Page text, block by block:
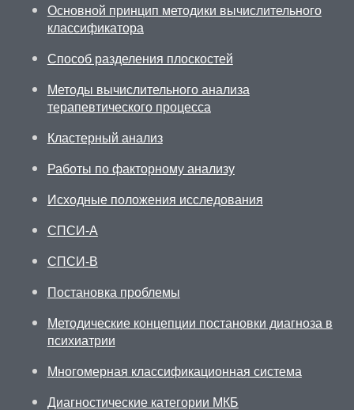
Основной принцип методики вычислительного
классификатора
Способ разделения плоскостей
Методы вычислительного анализа
терапевтического процесса
Кластерный анализ
Работы по факторному анализу
Исходные положения исследования
СПСИ-А
СПСИ-В
Постановка проблемы
Методические концепции постановки диагноза в
психиатрии
Многомерная классификационная система
Диагностические категории МКБ